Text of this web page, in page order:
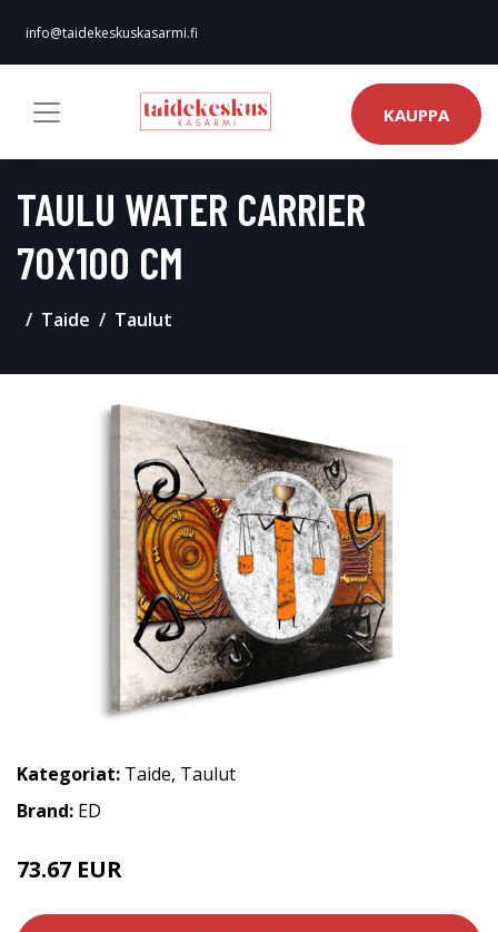
info@taidekeskuskasarmi.fi
KAUPPA
TAULU WATER CARRIER
70X100 CM
Taide Taulut
Kategoriat: Taide, Taulut
Brand: ED
73.67 EUR